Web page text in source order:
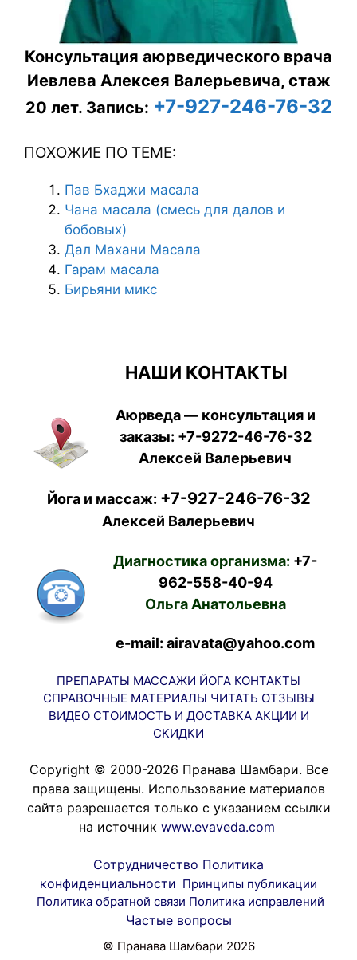
Консультация аюрведического врача
Иевлева Алексея Валерьевича, стаж
20 лет. Запись: +7-927-246-76-32
ПОХОЖИЕ ПО ТЕМЕ:
Пав Бхаджи масала
Чана масала (смесь для далов и
бобовых)
Дал Махани Масала
Гарам масала
Бирьяни микс
НАШИ КОНТАКТЫ
Аюрведа — консультация и
заказы: +7-9272-46-76-32
Алексей Валерьевич
Йога и массаж: +7-927-246-76-32
Алексей Валерьевич
Диагностика организма: +7-
962-558-40-94
Ольга Анатольевна
e-mail: airavata@yahoo.com
ПРЕПАРАТЫ МАССАЖИ ЙОГА КОНТАКТЫ
СПРАВОЧНЫЕ МАТЕРИАЛЫ ЧИТАТЬ ОТЗЫВЫ
ВИДЕО СТОИМОСТЬ И ДОСТАВКА АКЦИИ И
СКИДКИ
Copyright © 2000-2026 Пранава Шамбари. Все
права защищены. Использование материалов
сайта разрешается только с указанием ссылки
на источник www.evaveda.com
Сотрудничество Политика
конфиденциальности Принципы публикации
Политика обратной связи Политика исправлений
Частые вопросы
© Пранава Шамбари 2026